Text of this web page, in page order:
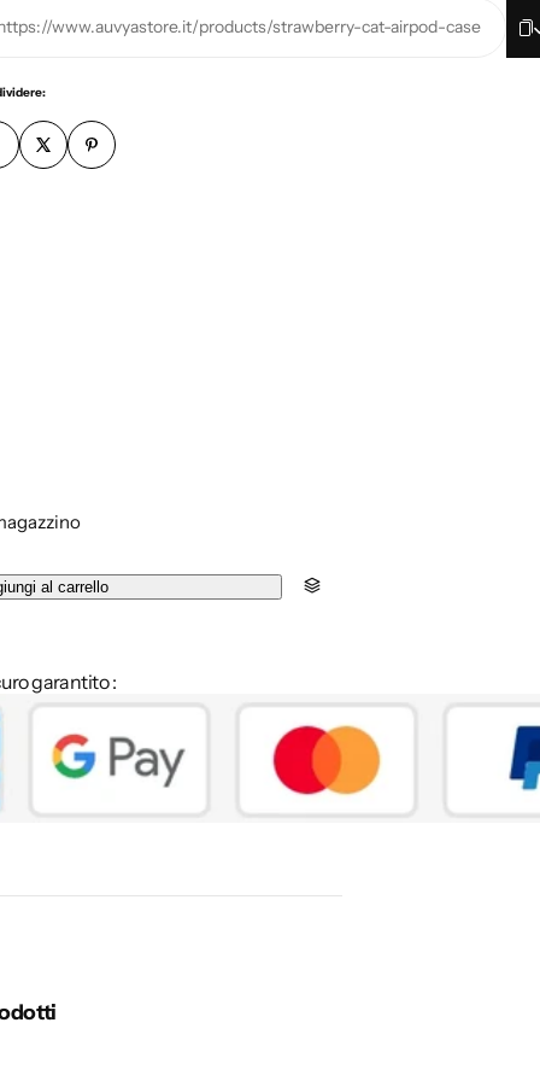
www.auvyastore.it/products/strawberry-cat-airpod-case
al carrello
garantito :